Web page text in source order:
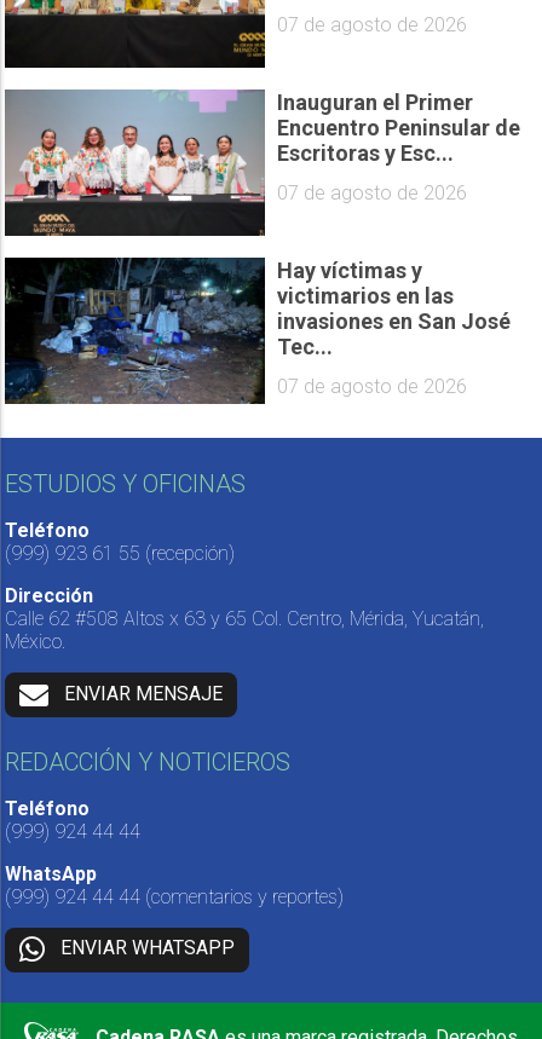
07 de agosto de 2026
Inauguran el Primer
Encuentro Peninsular de
Escritoras y Esc...
07 de agosto de 2026
Hay víctimas y
victimarios en las
invasiones en San José
Tec...
07 de agosto de 2026
ESTUDIOS Y OFICINAS
Teléfono
(999) 923 61 55 (recepción)
Dirección
Calle 62 #508 Altos x 63 y 65 Col. Centro, Mérida, Yucatán,
México.
ENVIAR MENSAJE
REDACCIÓN Y NOTICIEROS
Teléfono
(999) 924 44 44
WhatsApp
(999) 924 44 44 (comentarios y reportes)
ENVIAR WHATSAPP